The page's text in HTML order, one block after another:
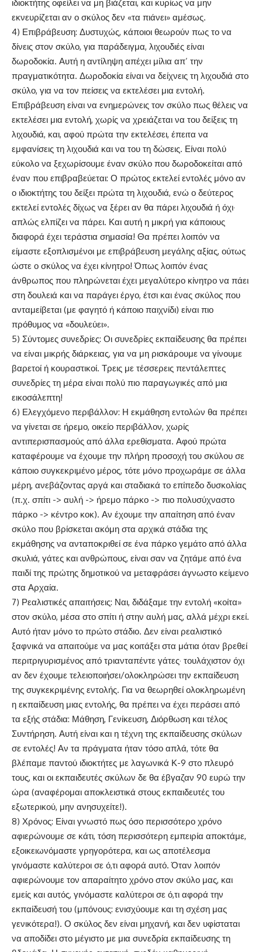
ιδιοκτήτης οφείλει να μη βιάζεται, και κυρίως να μην
εκνευρίζεται αν ο σκύλος δεν «τα πιάνει» αμέσως.
4) Επιβράβευση: Δυστυχώς, κάποιοι θεωρούν πως το να
δίνεις στον σκύλο, για παράδειγμα, λιχουδιές είναι
δωροδοκία. Αυτή η αντίληψη απέχει μίλια απ’ την
πραγματικότητα. Δωροδοκία είναι να δείχνεις τη λιχουδιά στο
σκύλο, για να τον πείσεις να εκτελέσει μια εντολή.
Επιβράβευση είναι να ενημερώνεις τον σκύλο πως θέλεις να
εκτελέσει μια εντολή, χωρίς να χρειάζεται να του δείξεις τη
λιχουδιά, και, αφού πρώτα την εκτελέσει, έπειτα να
εμφανίσεις τη λιχουδιά και να του τη δώσεις. Είναι πολύ
εύκολο να ξεχωρίσουμε έναν σκύλο που δωροδοκείται από
έναν που επιβραβεύεται: Ο πρώτος εκτελεί εντολές μόνο αν
ο ιδιοκτήτης του δείξει πρώτα τη λιχουδιά, ενώ ο δεύτερος
εκτελεί εντολές δίχως να ξέρει αν θα πάρει λιχουδιά ή όχι·
απλώς ελπίζει να πάρει. Και αυτή η μικρή για κάποιους
διαφορά έχει τεράστια σημασία! Θα πρέπει λοιπόν να
είμαστε εξοπλισμένοι με επιβράβευση μεγάλης αξίας, ούτως
ώστε ο σκύλος να έχει κίνητρο! Όπως λοιπόν ένας
άνθρωπος που πληρώνεται έχει μεγαλύτερο κίνητρο να πάει
στη δουλειά και να παράγει έργο, έτσι και ένας σκύλος που
ανταμείβεται (με φαγητό ή κάποιο παιχνίδι) είναι πιο
πρόθυμος να «δουλεύει».
5) Σύντομες συνεδρίες: Οι συνεδρίες εκπαίδευσης θα πρέπει
να είναι μικρής διάρκειας, για να μη ρισκάρουμε να γίνουμε
βαρετοί ή κουραστικοί. Τρεις με τέσσερεις πεντάλεπτες
συνεδρίες τη μέρα είναι πολύ πιο παραγωγικές από μια
εικοσάλεπτη!
6) Ελεγχόμενο περιβάλλον: Η εκμάθηση εντολών θα πρέπει
να γίνεται σε ήρεμο, οικείο περιβάλλον, χωρίς
αντιπερισπασμούς από άλλα ερεθίσματα. Αφού πρώτα
καταφέρουμε να έχουμε την πλήρη προσοχή του σκύλου σε
κάποιο συγκεκριμένο μέρος, τότε μόνο προχωράμε σε άλλα
μέρη, ανεβάζοντας αργά και σταδιακά το επίπεδο δυσκολίας
(π.χ. σπίτι -> αυλή -> ήρεμο πάρκο -> πιο πολυσύχναστο
πάρκο -> κέντρο κοκ). Αν έχουμε την απαίτηση από έναν
σκύλο που βρίσκεται ακόμη στα αρχικά στάδια της
εκμάθησης να ανταποκριθεί σε ένα πάρκο γεμάτο από άλλα
σκυλιά, γάτες και ανθρώπους, είναι σαν να ζητάμε από ένα
παιδί της πρώτης δημοτικού να μεταφράσει άγνωστο κείμενο
στα Αρχαία.
7) Ρεαλιστικές απαιτήσεις: Ναι, διδάξαμε την εντολή «κοίτα»
στον σκύλο, μέσα στο σπίτι ή στην αυλή μας, αλλά μέχρι εκεί.
Αυτό ήταν μόνο το πρώτο στάδιο. Δεν είναι ρεαλιστικό
ξαφνικά να απαιτούμε να μας κοιτάξει στα μάτια όταν βρεθεί
περιτριγυρισμένος από τριανταπέντε γάτες· τουλάχιστον όχι
αν δεν έχουμε τελειοποιήσει/ολοκληρώσει την εκπαίδευση
της συγκεκριμένης εντολής. Για να θεωρηθεί ολοκληρωμένη
η εκπαίδευση μιας εντολής, θα πρέπει να έχει περάσει από
τα εξής στάδια: Μάθηση, Γενίκευση, Διόρθωση και τέλος
Συντήρηση. Αυτή είναι και η τέχνη της εκπαίδευσης σκύλων
σε εντολές! Αν τα πράγματα ήταν τόσο απλά, τότε θα
βλέπαμε παντού ιδιοκτήτες με λαγωνικά Κ-9 στο πλευρό
τους, και οι εκπαιδευτές σκύλων δε θα έβγαζαν 90 ευρώ την
ώρα (αναφέρομαι αποκλειστικά στους εκπαιδευτές του
εξωτερικού, μην ανησυχείτε!).
8) Χρόνος: Είναι γνωστό πως όσο περισσότερο χρόνο
αφιερώνουμε σε κάτι, τόση περισσότερη εμπειρία αποκτάμε,
εξοικειωνόμαστε γρηγορότερα, και ως αποτέλεσμα
γινόμαστε καλύτεροι σε ό,τι αφορά αυτό. Όταν λοιπόν
αφιερώνουμε τον απαραίτητο χρόνο στον σκύλο μας, και
εμείς και αυτός, γινόμαστε καλύτεροι σε ό,τι αφορά την
εκπαίδευσή του (μπόνους: ενισχύουμε και τη σχέση μας
γενικότερα!). Ο σκύλος δεν είναι μηχανή, και δεν υφίσταται
να αποδίδει στο μέγιστο με μια συνεδρία εκπαίδευσης τη